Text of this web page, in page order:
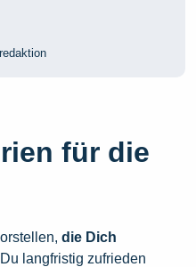
für die
die Dich
langfristig zufrieden